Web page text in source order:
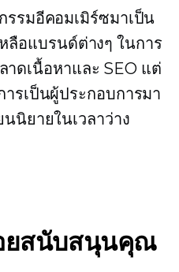
รรมอีคอมเมิร์ซมาเป็น
ลือแบรนด์ต่างๆ ในการ
าดเนื้อหาและ SEO แต่
รเป็นผู้ประกอบการมา
นิยายในเวลาว่าง
ยสนับสนุนคุณ